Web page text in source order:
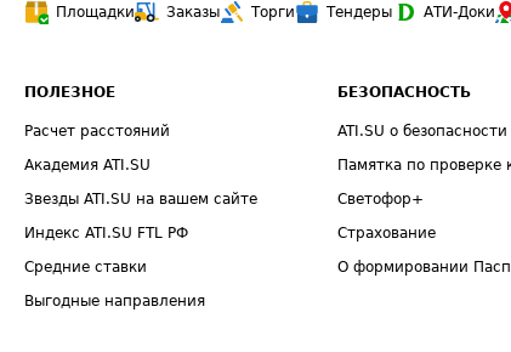
Площадки
Заказы Торги Тендеры АТИ-Доки
ПОЛЕЗНОЕ
Расчет расстояний
Академия ATI.SU
Звезды ATI.SU на вашем сайте
Индекс ATI.SU FTL РФ
Средние ставки
Выгодные направления
БЕЗОПАСНОСТЬ
ATI.SU о безопасности
Памятка по проверке
Светофор+
Страхование
О формировании